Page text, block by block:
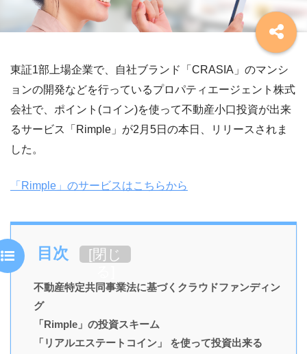
東証1部上場企業で、自社ブランド「CRASIA」のマンシ
ョンの開発などを行っているプロパティエージェント株式
会社で、ポイント(コイン)を使って不動産小口投資が出来
るサービス「Rimple」が2月5日の本日、リリースされま
した。
「Rimple」のサービスはこちらから
目次 [閉じ
不動産特定共同事業法に基づくクラウドファンディン
グ
「Rimple」の投資スキーム
「リアルエステートコイン」 を使って投資出来る